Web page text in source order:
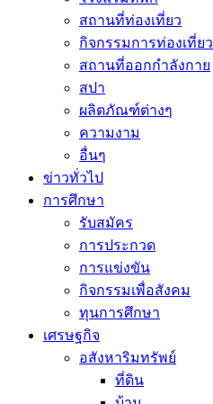
สถานที่ท่องเที่ยว
กิจกรรมการท่องเที่ยว
สถานที่ออกกำลังกาย
สปา
ผลิตภัณฑ์ต่างๆ
ความงาม
อื่นๆ
ข่าวทั่วไป
การศึกษา
รับสมัคร
การประกวด
การแข่งขัน
กิจกรรมเพื่อสังคม
ทุนการศึกษา
เศรษฐกิจ
อสังหาริมทรัพย์
ที่ดิน